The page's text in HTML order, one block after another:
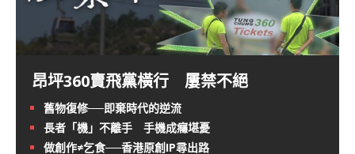
昂坪360賣飛黨橫行 屢禁不絕
舊物復修──即棄時代的逆流
長者「機」不離手 手機成癮堪憂
做創作≠乞食──香港原創IP尋出路